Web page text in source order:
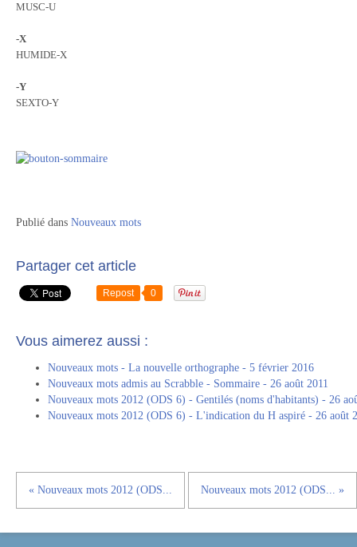
MUSC-U
-X
HUMIDE-X
-Y
SEXTO-Y
Publié dans Nouveaux mots
Partager cet article
Repost 0
Vous aimerez aussi :
Nouveaux mots - La nouvelle orthographe - 5 février 2016
Nouveaux mots admis au Scrabble - Sommaire - 26 août 2011
Nouveaux mots 2012 (ODS 6) - Gentilés (noms d'habitants) - 26
Nouveaux mots 2012 (ODS 6) - L'indication du H aspiré - 26 août
« Nouveaux mots 2012 (ODS... Nouveaux mots 2012 (ODS... »